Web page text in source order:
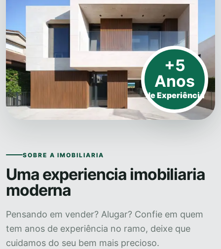
+5
Anos
de Experiência
SOBRE A IMOBILIARIA
Uma experiencia imobiliaria
moderna
Pensando em vender? Alugar? Confie em quem
tem anos de experiência no ramo, deixe que
cuidamos do seu bem mais precioso.